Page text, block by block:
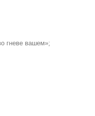
гневе вашем»;